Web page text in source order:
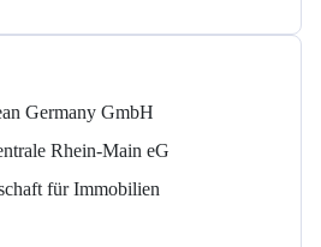
Germany GmbH
Rhein-Main eG
für Immobilien